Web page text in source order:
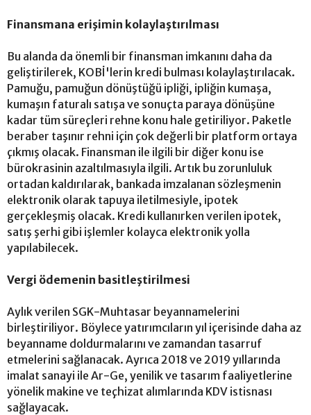
Finansmana erişimin kolaylaştırılması
Bu alanda da önemli bir finansman imkanını daha da
geliştirilerek, KOBİ'lerin kredi bulması kolaylaştırılacak.
Pamuğu, pamuğun dönüştüğü ipliği, ipliğin kumaşa,
kumaşın faturalı satışa ve sonuçta paraya dönüşüne
kadar tüm süreçleri rehne konu hale getiriliyor. Paketle
beraber taşınır rehni için çok değerli bir platform ortaya
çıkmış olacak. Finansman ile ilgili bir diğer konu ise
bürokrasinin azaltılmasıyla ilgili. Artık bu zorunluluk
ortadan kaldırılarak, bankada imzalanan sözleşmenin
elektronik olarak tapuya iletilmesiyle, ipotek
gerçekleşmiş olacak. Kredi kullanırken verilen ipotek,
satış şerhi gibi işlemler kolayca elektronik yolla
yapılabilecek.
Vergi ödemenin basitleştirilmesi
Aylık verilen SGK-Muhtasar beyannamelerini
birleştiriliyor. Böylece yatırımcıların yıl içerisinde daha az
beyanname doldurmalarını ve zamandan tasarruf
etmelerini sağlanacak. Ayrıca 2018 ve 2019 yıllarında
imalat sanayi ile Ar-Ge, yenilik ve tasarım faaliyetlerine
yönelik makine ve teçhizat alımlarında KDV istisnası
sağlayacak.